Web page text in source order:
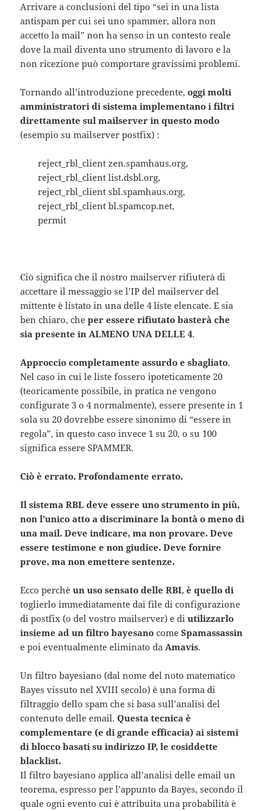
Arrivare a conclusioni del tipo “sei in una lista
antispam per cui sei uno spammer, allora non
accetto la mail” non ha senso in un contesto reale
dove la mail diventa uno strumento di lavoro e la
non ricezione può comportare gravissimi problemi.
Tornando all’introduzione precedente,oggi molti
amministratori di sistema implementano i filtri
direttamente sul mailserver in questo modo
(esempio su mailserver postfix) :
reject_rbl_client zen.spamhaus.org,
reject_rbl_client list.dsbl.org,
reject_rbl_client sbl.spamhaus.org,
reject_rbl_client bl.spamcop.net,
permit
Ciò significa che il nostro mailserver rifiuterà di
accettare il messaggio se l’IP del mailserver del
mittente è listato in una delle 4 liste elencate. E sia
ben chiaro, cheper essere rifiutato basterà che
sia presente in ALMENO UNA DELLE 4.
Approccio completamente assurdo e sbagliato.
Nel caso in cui le liste fossero ipoteticamente 20
(teoricamente possibile, in pratica ne vengono
configurate 3 o 4 normalmente), essere presente in 1
sola su 20 dovrebbe essere sinonimo di “essere in
regola”, in questo caso invece 1 su 20, o su 100
significa essere SPAMMER.
Ciò è errato. Profondamente errato.
Il sistema RBL deve essere uno strumento in più,
non l’unico atto a discriminare la bontà o meno di
una mail. Deve indicare, ma non provare. Deve
essere testimone e non giudice. Deve fornire
prove, ma non emettere sentenze.
Ecco perchèun uso sensato delle RBL è quello di
toglierlo immediatamente dai file di configurazione
di postfix (o del vostro mailserver) e diutilizzarlo
insieme ad un filtro bayesano comeSpamassassin
e poi eventualmente eliminato daAmavis.
Un filtro bayesiano (dal nome del noto matematico
Bayes vissuto nel XVIII secolo) è una forma di
filtraggio dello spam che si basa sull’analisi del
contenuto delle email.Questa tecnica è
complementare (e di grande efficacia) ai sistemi
di blocco basati su indirizzo IP, le cosiddette
blacklist.
Il filtro bayesiano applica all’analisi delle email un
teorema, espresso per l’appunto da Bayes, secondo il
quale ogni evento cui è attribuita una probabilità è